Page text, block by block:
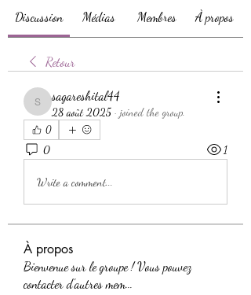
Discussion Médias Membres À propos
Retour
sagareshital44
sagareshital44
28 août 2025 · joined the group.
0
0 1
Write a comment...
À propos
Bienvenue sur le groupe ! Vous pouvez
contacter d'autres mem...